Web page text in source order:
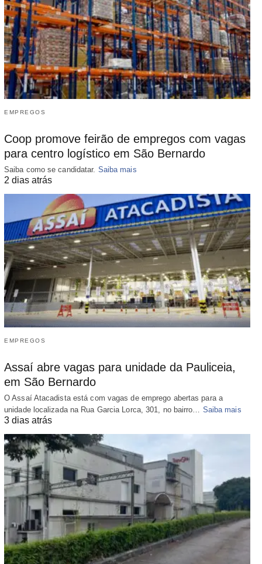
EMPREGOS
Coop promove feirão de empregos com vagas
para centro logístico em São Bernardo
Saiba como se candidatar. Saiba mais
2 dias atrás
EMPREGOS
Assaí abre vagas para unidade da Pauliceia,
em São Bernardo
O Assaí Atacadista está com vagas de emprego abertas para a
unidade localizada na Rua Garcia Lorca, 301, no bairro… Saiba mais
3 dias atrás